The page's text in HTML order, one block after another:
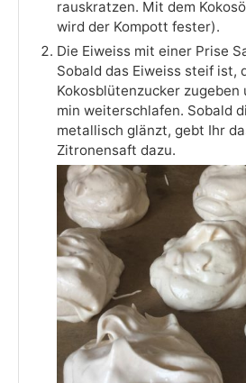
rauskratzen. Mit dem
wird der Kompott fester).
Die Eiweiss mit einer Prise
Sobald das Eiweiss steif ist,
Kokosblütenzucker zugeben
min weiterschlafen. Sobald
metallisch glänzt, gebt Ihr
Zitronensaft dazu.